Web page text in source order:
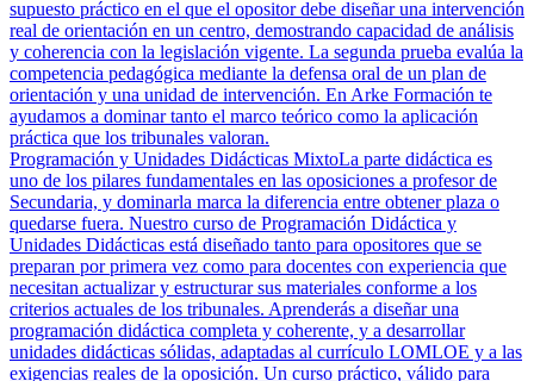
supuesto práctico en el que el opositor debe diseñar una intervención
real de orientación en un centro, demostrando capacidad de análisis
y coherencia con la legislación vigente. La segunda prueba evalúa la
competencia pedagógica mediante la defensa oral de un plan de
orientación y una unidad de intervención. En Arke Formación te
ayudamos a dominar tanto el marco teórico como la aplicación
práctica que los tribunales valoran.
Programación y Unidades Didácticas MixtoLa parte didáctica es
uno de los pilares fundamentales en las oposiciones a profesor de
Secundaria, y dominarla marca la diferencia entre obtener plaza o
quedarse fuera. Nuestro curso de Programación Didáctica y
Unidades Didácticas está diseñado tanto para opositores que se
preparan por primera vez como para docentes con experiencia que
necesitan actualizar y estructurar sus materiales conforme a los
criterios actuales de los tribunales. Aprenderás a diseñar una
programación didáctica completa y coherente, y a desarrollar
unidades didácticas sólidas, adaptadas al currículo LOMLOE y a las
exigencias reales de la oposición. Un curso práctico, válido para